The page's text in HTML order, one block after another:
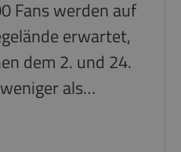
Fans werden auf
erwartet,
dem 2. und 24.
als…